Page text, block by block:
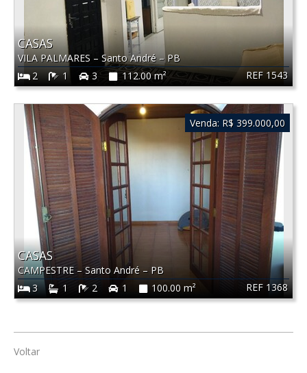
REF 1543
CASAS
VILA PALMARES – Santo André–PB
2
1 3 112.00 m²
REF 1368
CASAS
CAMPESTRE– Santo André – PB
3
1 2 1 100.00 m²
Venda: R$ 399.000,00
Voltar